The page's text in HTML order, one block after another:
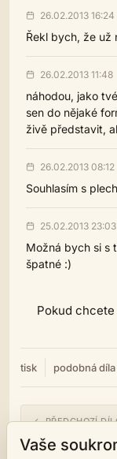
26.02.2013 16:24
Řekl bych, že už
26.02.2013 11:48
náhodou, jako
sen do nějaké
živě představit,
26.02.2013 08:12
Souhlasím s
25.02.2013 23:03
Možná bych si s
špatné :)
Pokud
tisk podobná díla
← PŘEDCHOZÍ
Výstup a
Vaše